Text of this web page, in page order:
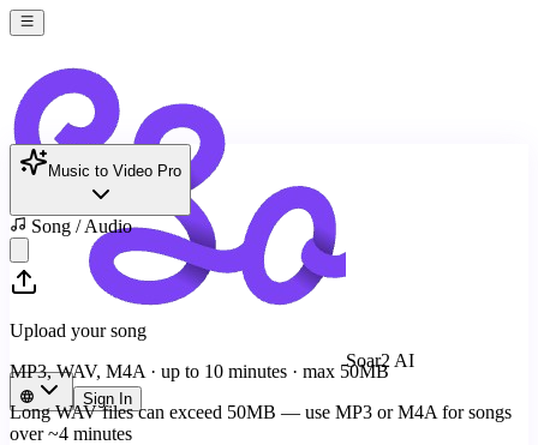
Soar2 AI
Sign In
Music to Video Pro
Song / Audio
Upload your song
MP3, WAV, M4A · up to 10 minutes · max 50MB
Long WAV files can exceed 50MB — use MP3 or M4A for songs
over ~4 minutes